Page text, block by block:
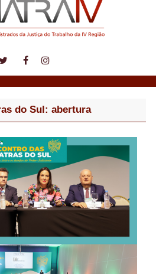
do Sul: abertura